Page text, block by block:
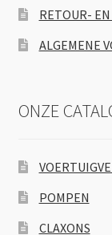
RETOUR-
ALGEMENE
ONZE
POMPEN
CLAXONS